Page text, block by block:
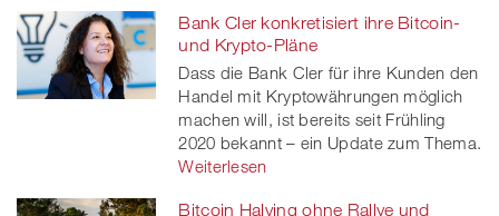
Bank Cler konkretisiert ihre Bitcoin-
und Krypto-Pläne
Dass die Bank Cler für ihre Kunden den
Handel mit Kryptowährungen möglich
machen will, ist bereits seit Frühling
2020 bekannt – ein Update zum Thema.
Weiterlesen
Bitcoin Halving ohne Rallye und